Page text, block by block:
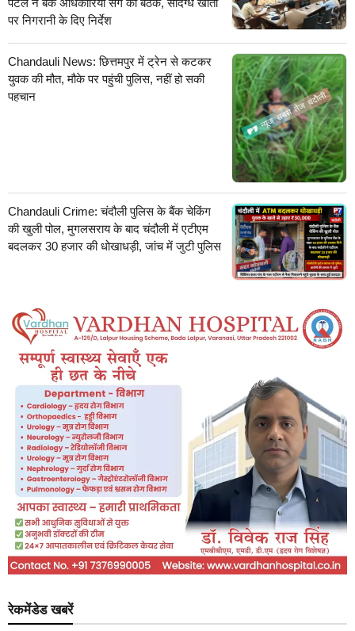
पर निगरानी के दिए निर्देश
Chandauli News: छित्तमपुर में ट्रेन से कटकर
युवक की मौत, मौके पर पहुंची पुलिस, नहीं हो सकी
पहचान
Chandauli Crime: चंदौली पुलिस के बैंक चेकिंग
की खुली पोल, मुगलसराय के बाद चंदौली में एटीएम
बदलकर 30 हजार की धोखाधड़ी, जांच में जुटी पुलिस
रेकमेंडेड खबरें